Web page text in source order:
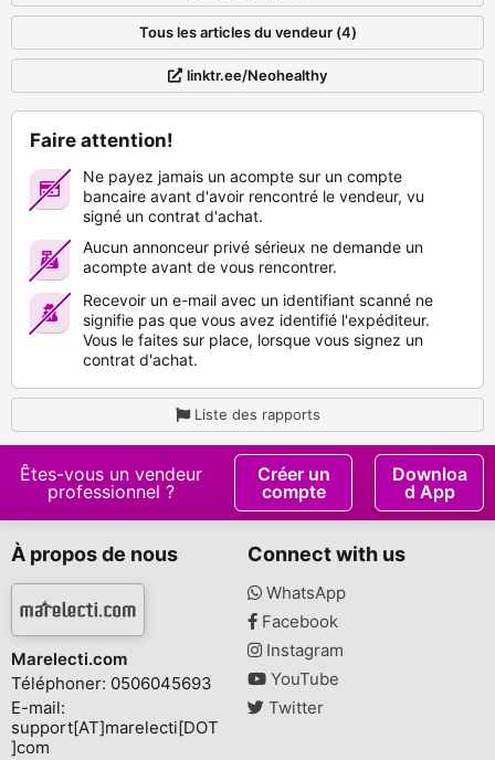
Tous les articles du vendeur (4)
linktr.ee/Neohealthy
Faire attention!
Ne payez jamais un acompte sur un compte
bancaire avant d'avoir rencontré le vendeur, vu
signé un contrat d'achat.
Aucun annonceur privé sérieux ne demande un
acompte avant de vous rencontrer.
Recevoir un e-mail avec un identifiant scanné ne
signifie pas que vous avez identifié l'expéditeur.
Vous le faites sur place, lorsque vous signez un
contrat d'achat.
Liste des rapports
Êtes-vous un vendeur
professionnel ?
Créer un
compte
Downloa
d App
À propos de nous
Marelecti.com
Téléphoner: 0506045693
E-mail:
support[AT]marelecti[DOT
]com
Connect with us
WhatsApp
Facebook
Instagram
YouTube
Twitter